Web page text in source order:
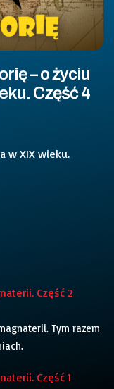
– o życiu
Część 4
w XIX wieku.
Część 2
Tym razem
Część 1